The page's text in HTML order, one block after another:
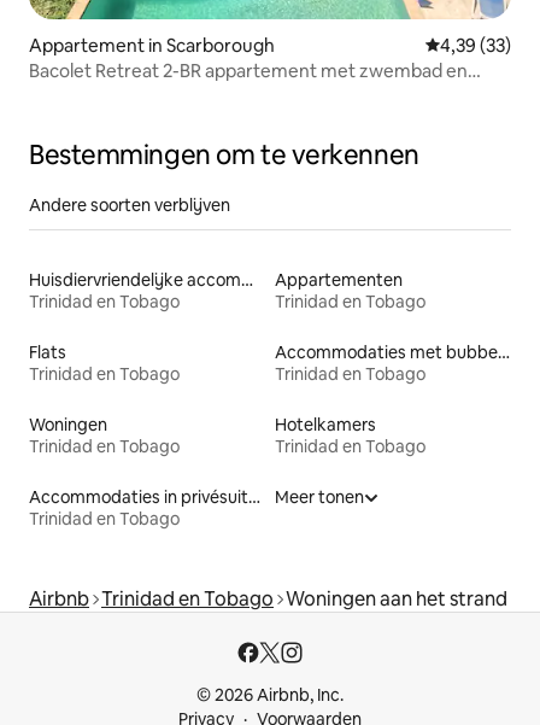
Appartement in Scarborough Gemiddelde
4,39 (33)
Bacolet Retreat 2-BR appartement met zwembad en
Bestemmingen om te verkennen
Andere soorten verblijven
Huisdiervriendelijke accommodaties
Trinidad en Tobago
Appartementen
Trinidad en Tobago
Flats
Trinidad en Tobago
Accommodaties met bubbelbad
Trinidad en Tobago
Woningen
Trinidad en Tobago
Hotelkamers
Trinidad en Tobago
Accommodaties in privésuites
Trinidad en Tobago
Meer tonen
Airbnb Trinidad en Tobago Woningen aan het strand
© 2026 Airbnb, Inc.
Privacy
Voorwaarden